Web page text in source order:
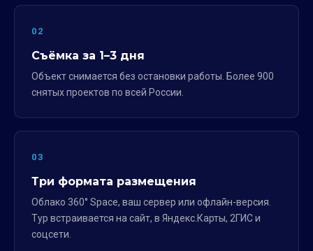
02
Съёмка за 1–3 дня
Объект снимается без остановки работы. Более 900
снятых проектов по всей России.
03
Три формата размещения
Облако 360° Space, ваш сервер или офлайн-версия.
Тур встраивается на сайт, в Яндекс.Карты, 2ГИС и
соцсети.